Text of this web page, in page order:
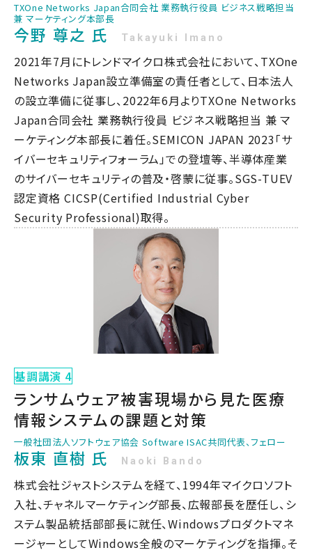
TXOne Networks Japan合同会社 業務執行役員 ビジネス戦略担当
兼 マーケティング本部長
今野 尊之 氏 Takayuki Imano
2021年7月にトレンドマイクロ株式会社において、TXOne
Networks Japan設立準備室の責任者として、日本法人
の設立準備に従事し、2022年6月よりTXOne Networks
Japan合同会社 業務執行役員 ビジネス戦略担当 兼 マ
ーケティング本部長に着任。SEMICON JAPAN 2023「サ
イバーセキュリティフォーラム」での登壇等、半導体産業
のサイバーセキュリティの普及・啓蒙に従事。SGS-TUEV
認定資格 CICSP(Certified Industrial Cyber
Security Professional)取得。
基調講演 4
ランサムウェア被害現場から見た医療
情報システムの課題と対策
一般社団法人ソフトウェア協会 Software ISAC共同代表、フェロー
板東 直樹 氏 Naoki Bando
株式会社ジャストシステムを経て、1994年マイクロソフト
入社、チャネルマーケティング部長、広報部長を歴任し、シ
ステム製品統括部部長に就任、Windowsプロダクトマネ
ージャーとしてWindows全般のマーケティングを指揮。そ